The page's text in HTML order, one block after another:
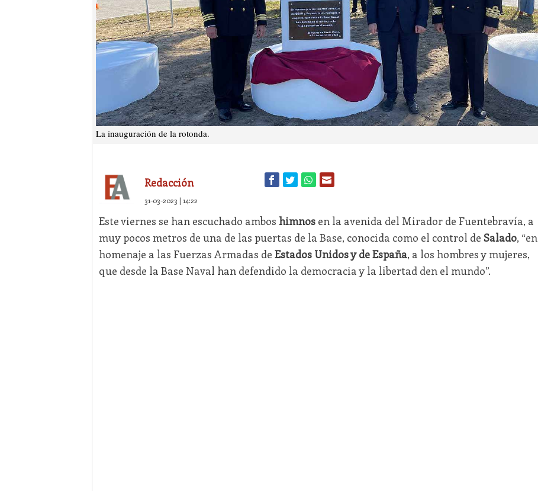
La inauguración de la rotonda.
Redacción
31-03-2023 | 14:22
Este viernes se han escuchado ambos himnosen la avenida del Mirador de Fuentebravía, a
muy pocos metros de una de las puertas de la Base, conocida como el control de Salado, “en
homenaje a las Fuerzas Armadas de Estados Unidos y de España, a los hombres y mujeres,
que desde la Base Naval han defendido la democracia y la libertad den el mundo”.